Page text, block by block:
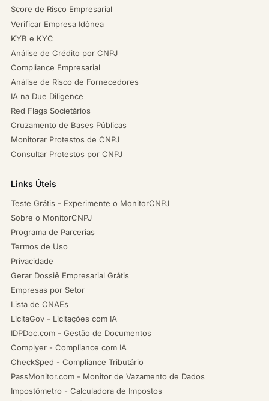
Score de Risco Empresarial
Verificar Empresa Idônea
KYB e KYC
Análise de Crédito por CNPJ
Compliance Empresarial
Análise de Risco de Fornecedores
IA na Due Diligence
Red Flags Societários
Cruzamento de Bases Públicas
Monitorar Protestos de CNPJ
Consultar Protestos por CNPJ
Links Úteis
Teste Grátis - Experimente o MonitorCNPJ
Sobre o MonitorCNPJ
Programa de Parcerias
Termos de Uso
Privacidade
Gerar Dossiê Empresarial Grátis
Empresas por Setor
Lista de CNAEs
LicitaGov - Licitações com IA
IDPDoc.com - Gestão de Documentos
Complyer - Compliance com IA
CheckSped - Compliance Tributário
PassMonitor.com - Monitor de Vazamento de Dados
Impostômetro - Calculadora de Impostos